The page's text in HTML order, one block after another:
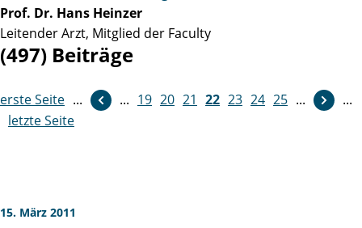
Prof. Dr. Hans Heinzer
Leitender Arzt, Mitglied der Faculty
(497) Beiträge
erste Seite ... ... 19 20 21 22 23 24 25 ...
weiter
...
letzte Seite
15. März 2011